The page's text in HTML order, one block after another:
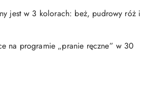
jest w 3 kolorach: beż, pudrowy róż i
na programie „pranie ręczne” w 30